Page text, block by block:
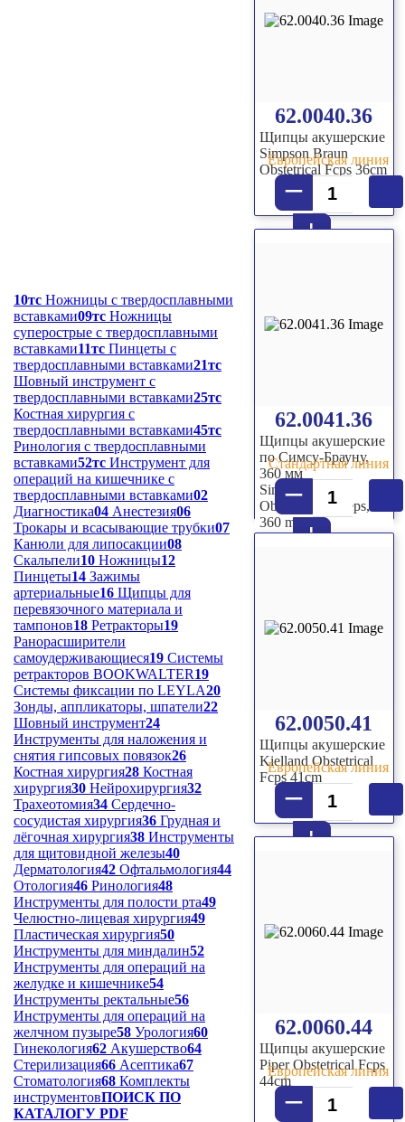
10тс Ножницы с твердосплавными
вставками09тс Ножницы
суперострые с твердосплавными
вставками11тс Пинцеты с
твердосплавными вставками21тс
Шовный инструмент с
твердосплавными вставками25тс
Костная хирургия с
твердосплавными вставками45тс
Ринология с твердосплавными
вставками52тс Инструмент для
операций на кишечнике с
твердосплавными вставками02
Диагностика04 Анестезия06
Трокары и всасывающие трубки07
Канюли для липосакции08
Скальпели10 Ножницы12
Пинцеты14 Зажимы
артериальные16 Щипцы для
перевязочного материала и
тампонов18 Ретракторы19
Ранорасширители
самоудерживающиеся19 Системы
ретракторов BOOKWALTER19
Системы фиксации по LEYLA20
Зонды, аппликаторы, шпатели22
Шовный инструмент24
Инструменты для наложения и
снятия гипсовых повязок26
Костная хирургия28 Костная
хирургия30 Нейрохирургия32
Трахеотомия34 Сердечно-
сосудистая хирургия36 Грудная и
лёгочная хирургия38 Инструменты
для щитовидной железы40
Дерматология42 Офтальмология44
Отология46 Ринология48
Инструменты для полости рта49
Челюстно-лицевая хирургия49
Пластическая хирургия50
Инструменты для миндалин52
Инструменты для операций на
желудке и кишечнике54
Инструменты ректальные56
Инструменты для операций на
желчном пузыре58 Урология60
Гинекология62 Акушерство64
Стерилизация66 Асептика67
Стоматология68 Комплекты
инструментовПОИСК ПО
КАТАЛОГУ PDF
62.0040.36
Щипцы акушерские
Simpson Braun
Obstetrical Fcps 36cm
–
+
Европейская линия
62.0041.36
Щипцы акушерские
по Симсу-Брауну,
360 мм
Simpson Braun
Obstetrical forceps,
360 mm
–
+
Стандартная линия
62.0050.41
Щипцы акушерские
Kielland Obstetrical
Fcps 41cm
–
+
Европейская линия
62.0060.44
Щипцы акушерские
Piper Obstetrical Fcps
44cm
–
Европейская линия